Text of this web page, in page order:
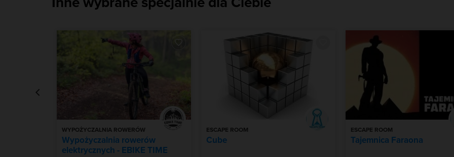
WYPOŻYCZALNIA ROWERÓW
Wypożyczalnia rowerów
elektrycznych - EBIKE TIME
ESCAPE ROOM
Cube
ESCAPE ROOM
Tajemnica Faraona